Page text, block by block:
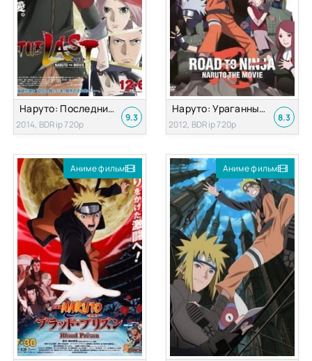
Наруто: Последний фильм
2014, BDRip 720p
9.3
Наруто: Ураганные хроники 6 — Путь ниндзя (Наруто Фильм 9)
2012, BDRip 720p
8.3
Аниме фильм Аниме фильм